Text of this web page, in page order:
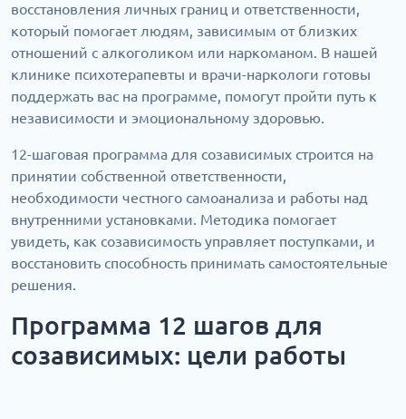
восстановления личных границ и ответственности,
который помогает людям, зависимым от близких
отношений с алкоголиком или наркоманом. В нашей
клинике психотерапевты и врачи-наркологи готовы
поддержать вас на программе, помогут пройти путь к
независимости и эмоциональному здоровью.
12-шаговая программа для созависимых строится на
принятии собственной ответственности,
необходимости честного самоанализа и работы над
внутренними установками. Методика помогает
увидеть, как созависимость управляет поступками, и
восстановить способность принимать самостоятельные
решения.
Программа 12 шагов для
созависимых: цели работы